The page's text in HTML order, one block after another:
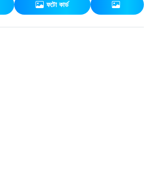
ফটো কার্ড